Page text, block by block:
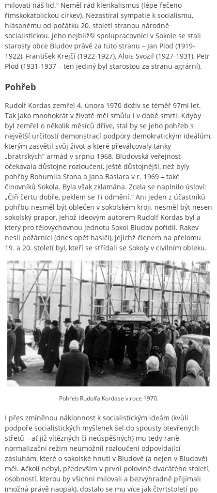
milovati náš lid.“ Neměl rád klerikalismus (lépe řečeno
římskokatolickou církev). Nezastíral sympatie k socialismu,
hlásanému od počátku 20. století stranou národně
socialistickou. Jeho nejbližší spolupracovníci v Sokole se stali
starosty obce Bludov právě za tuto stranu – Jan Plod (1919-
1922), František Krejčí (1922-1927), Alois Svozil (1927-1931), Petr
Plod (1931-1937 – ten jediný byl starostou za stranu agrární).
Pohřeb
Rudolf Kordas zemřel 4. února 1970 doživ se téměř 97mi let.
Tak jako mnohokrát v životě měl smůlu i v době smrti. Kdyby
byl zemřel o několik měsíců dříve, stal by se jeho pohřeb s
největší určitostí demonstrací podpory demokratickým ideálům,
kterým zasvětil svůj život a které převálcovaly tanky
„bratrských“ armád v srpnu 1968. Bludovská veřejnost
očekávala důstojné rozloučení, ještě důstojnější, než byly
pohřby Bohumila Stona a Jana Baslara v r. 1969 – také
činovníků Sokola. Byla však zklamána. Zcela se naplnilo úsloví:
„Čiň čertu dobře, peklem se Ti odmění.“ Ani jeden z účastníků
pohřbu nesměl být oblečen v sokolském kroji, nesměl být nesen
sokolský prapor, jehož ideovým autorem Rudolf Kordas byl a
který pro tělovýchovnou jednotu Sokol Bludov pořídil. Rakev
nesli požárníci (dnes opět hasiči), jejichž členem na přelomu
19. a 20. století byl, kteří se střídali se Sokoly v civilním obleku.
Pohřeb Rudolfa Kordase v roce 1970.
I přes zmíněnou náklonnost k socialistickým ideám (kvůli
podpoře socialistických myšlenek šel do spousty otevřených
střetů – ať již vítězných či neúspěšných) mu tedy raně
normalizační režim neumožnil rozloučení odpovídající
zásluhám, které o sokolské hnutí v Bludově (a nejen v Bludově)
měl. Ačkoli nebyl, především v první polovině dvacátého století,
osobností, kterou by všichni milovali a bezvýhradně přijímali
(možná právě naopak), dostalo se mu více jak čtvrtstoletí po